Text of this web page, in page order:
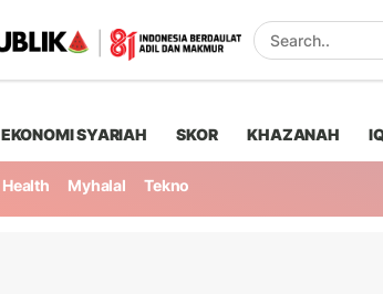
EKONOMI SYARIAH SKOR KHAZANAH
Health Myhalal Tekno